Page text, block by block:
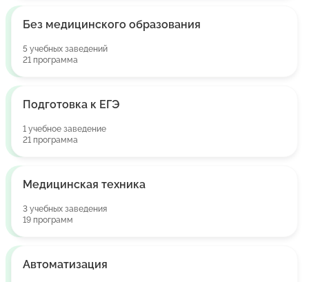
Без медицинского образования
5 учебных заведений
21 программа
Подготовка к ЕГЭ
1 учебное заведение
21 программа
Медицинская техника
3 учебных заведения
19 программ
Автоматизация